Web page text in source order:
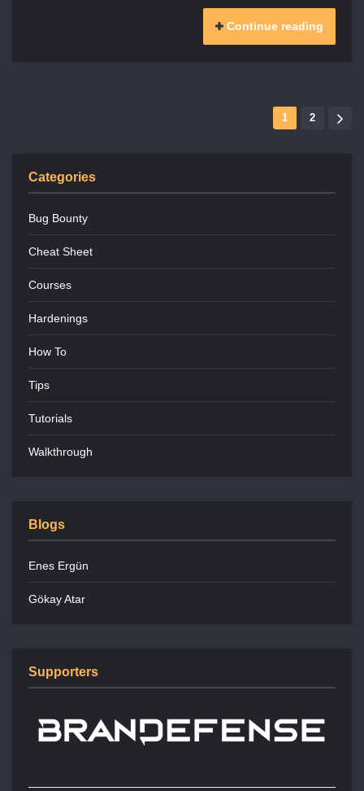
Continue reading
1 2
Categories
Bug Bounty
Cheat Sheet
Courses
Hardenings
How To
Tips
Tutorials
Walkthrough
Blogs
Enes Ergün
Gökay Atar
Supporters